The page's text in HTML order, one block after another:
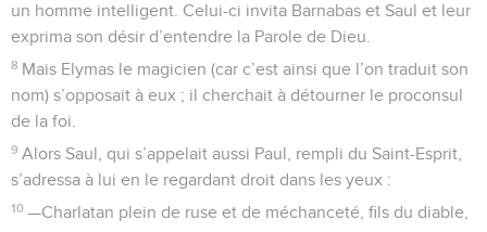
un homme intelligent. Celui-ci invita Barnabas et Saul et leur
exprima son désir d’entendre la Parole de Dieu.
8 Mais Elymas le magicien (car c’est ainsi que l’on traduit son
nom) s’opposait à eux ; il cherchait à détourner le proconsul
de la foi.
9 Alors Saul, qui s’appelait aussi Paul, rempli du Saint-Esprit,
s’adressa à lui en le regardant droit dans les yeux :
10 —Charlatan plein de ruse et de méchanceté, fils du diable,